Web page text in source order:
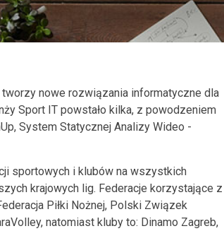
tworzy nowe rozwiązania informatyczne dla
Sport IT powstało kilka, z powodzeniem
System Statycznej Analizy Wideo -
sportowych i klubów na wszystkich
krajowych lig. Federacje korzystające z
Piłki Nożnej, Polski Związek
natomiast kluby to: Dinamo Zagreb,